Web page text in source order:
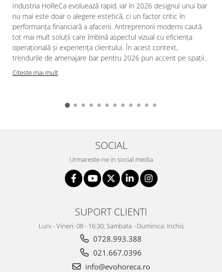
Industria HoReCa evoluează rapid, iar în 2026 designul unui bar
nu mai este doar o alegere estetică, ci un factor critic în
performanța financiară a afacerii. Antreprenorii moderni caută
tot mai mult soluții care îmbină aspectul vizual cu eficiența
operațională și experiența clientului. În acest context,
trendurile de amenajare bar pentru 2026 pun accent pe spații...
Citeste mai mult
SOCIAL
Urmareste-ne in social media
SUPORT CLIENTI
Luni - Vineri: 08 - 16:30; Sambata - Duminica: Inchis
0728.993.388
021.667.0396
info@evohoreca.ro